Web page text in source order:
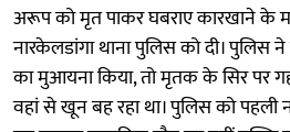
अरूप को मृत पाकर घबराए कारखाने के
नारकेलडांगा थाना पुलिस को दी।
का मुआयना किया, तो मृतक के सिर पर
वहां से खून बह रहा था। पुलिस को पहली